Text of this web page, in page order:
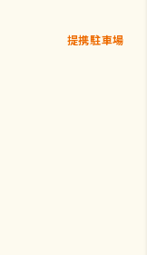
提携駐車場